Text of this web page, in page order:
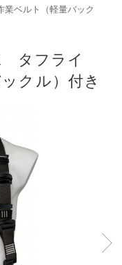
ベルト（軽量バック
タフライ
クル）付き